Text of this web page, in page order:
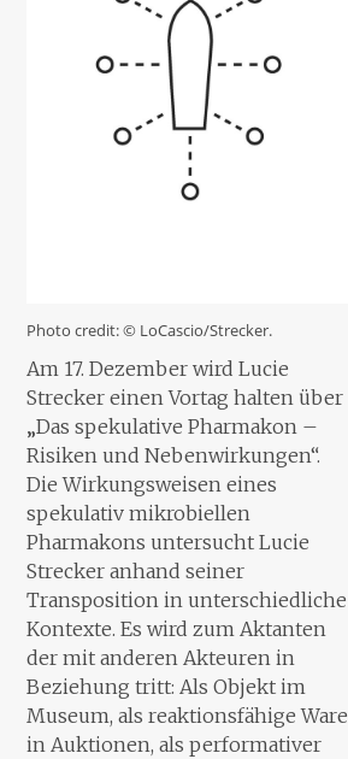
Photo credit: © LoCascio/Strecker.
Am 17. Dezember wird Lucie
Strecker einen Vortag halten über
„Das spekulative Pharmakon –
Risiken und Nebenwirkungen“.
Die Wirkungsweisen eines
spekulativ mikrobiellen
Pharmakons untersucht Lucie
Strecker anhand seiner
Transposition in unterschiedliche
Kontexte. Es wird zum Aktanten
der mit anderen Akteuren in
Beziehung tritt: Als Objekt im
Museum, als reaktionsfähige Ware
in Auktionen, als performativer